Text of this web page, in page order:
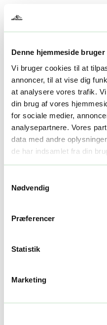
Denne hjemmeside
Vi bruger cookies til at
annoncer, til at vise dig
at analysere vores trafik.
din brug af vores
for sociale medier,
analysepartnere. Vores
data med andre
de har indsamlet fra din
Nødvendig
Præferencer
Statistik
Marketing
TILFØJ TIL KURV
LØVSUGERE
TILFØJ TIL KURV